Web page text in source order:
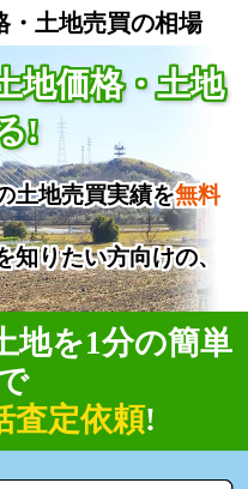
・土地売買の相場
地価格・土地
!
土地売買実績を無料
りたい方向けの、
地を1分の簡単
査定依頼!